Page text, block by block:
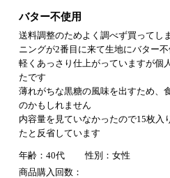
バター不使用
送料調整のためよく調べず買ってし
ニングが2番目に来て生地にバター
軽くあっさり仕上がっていますが個
たです
薄れがちな黒糖の風味を出すため、
のかもしれません
内容量を見ていなかったので15枚入
たと反省しています
年齢：40代
性別：女性
商品購入回数：